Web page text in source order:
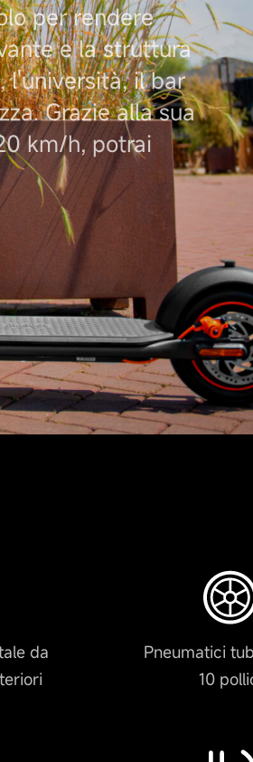
per rendere
e la struttura
il bar
Grazie alla sua
km/h, potrai
da
Pneumatici
10